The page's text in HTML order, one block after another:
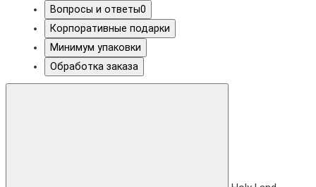
Вопросы и ответы0
Корпоративные подарки
Минимум упаковки
Обработка заказа